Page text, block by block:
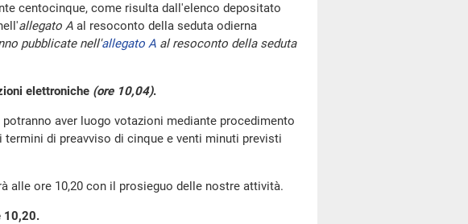
centocinque, come risulta dall'elenco depositato
allegato A al resoconto della seduta odierna
pubblicate nell'allegato A al resoconto della seduta
elettroniche (ore 10,04).
aver luogo votazioni mediante procedimento
di preavviso di cinque e venti minuti previsti
alle ore 10,20 con il prosieguo delle nostre attività.
10,20.